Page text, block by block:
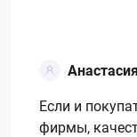
Анастасия
Если и
фирмы,